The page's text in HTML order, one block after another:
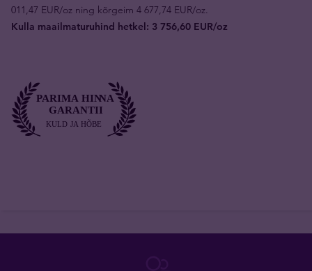
011,47 EUR/oz ning kõrgeim 4 677,74 EUR/oz.
Kulla maailmaturuhind hetkel: 3 756,60 EUR/oz